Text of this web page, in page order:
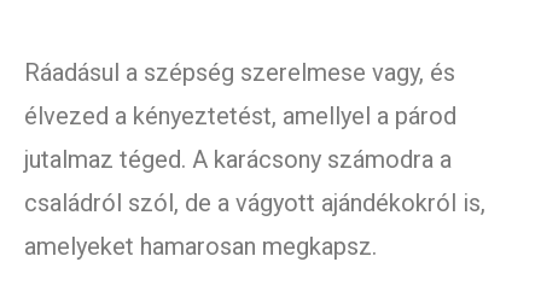
Ráadásul a szépség szerelmese vagy, és
élvezed a kényeztetést, amellyel a párod
jutalmaz téged. A karácsony számodra a
családról szól, de a vágyott ajándékokról is,
amelyeket hamarosan megkapsz.